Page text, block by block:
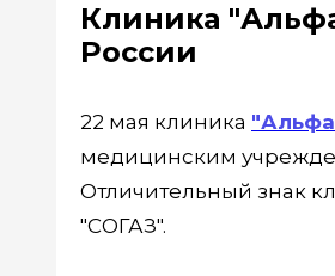
Клиника
России
22 мая клиника
медицинским
Отличительный знак
"СОГАЗ".